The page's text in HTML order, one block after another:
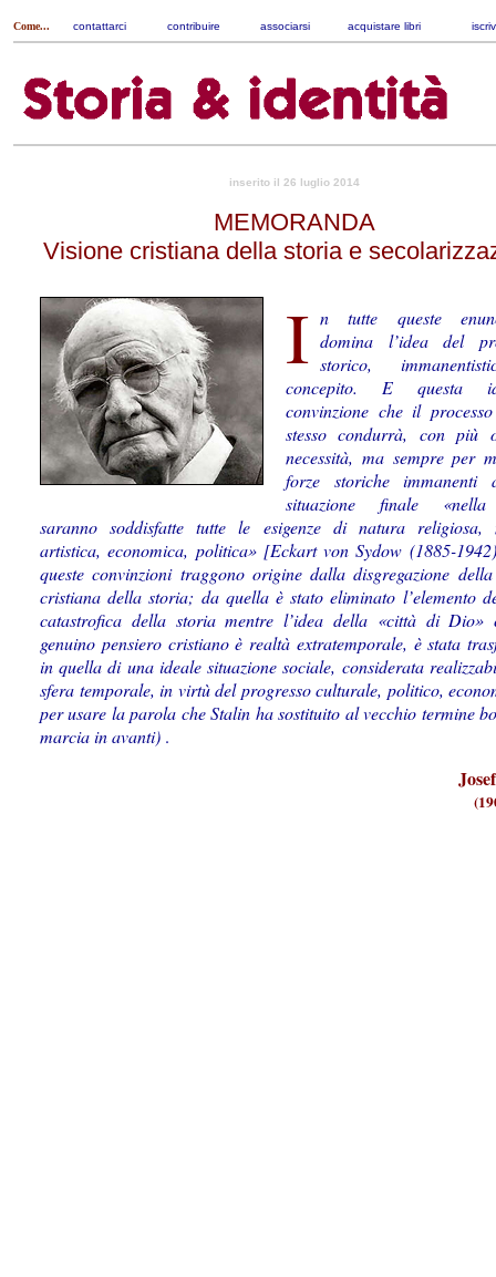
Come... contattarci contribuire associarsi acquistare libri
inserito il 26 luglio 2014
MEMORANDA
Visione cristiana della storia e
I n tutte queste
domina l’idea del
storico,
concepito. E questa
convinzione che il
stesso condurrà, con più
necessità, ma sempre per
forze storiche immanenti
situazione finale
saranno soddisfatte tutte le esigenze di natura religiosa,
artistica, economica, politica» [Eckart von Sydow (1885-
queste convinzioni traggono origine dalla disgregazione
cristiana della storia; da quella è stato eliminato l’elemento
catastrofica della storia mentre l’idea della «città di Dio»
genuino pensiero cristiano è realtà extratemporale, è stata
in quella di una ideale situazione sociale, considerata
sfera temporale, in virtù del progresso culturale, politico,
per usare la parola che Stalin ha sostituito al vecchio termine
marcia in avanti) .